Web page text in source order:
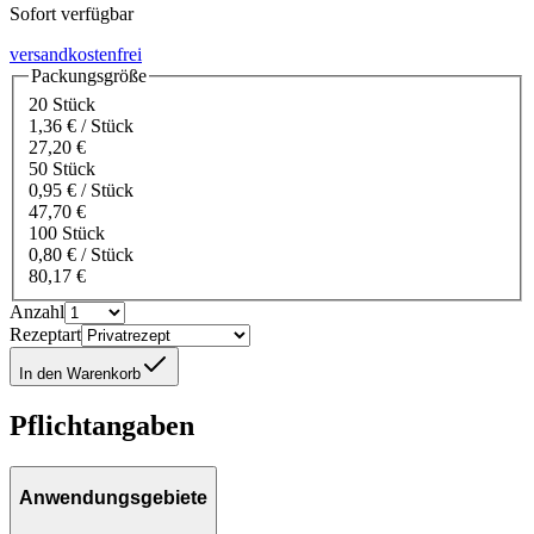
Sofort verfügbar
versandkostenfrei
Packungsgröße
20 Stück
1,36 € / Stück
27,20 €
50 Stück
0,95 € / Stück
47,70 €
100 Stück
0,80 € / Stück
80,17 €
Anzahl
Rezeptart
In den Warenkorb
Pflichtangaben
Anwendungsgebiete